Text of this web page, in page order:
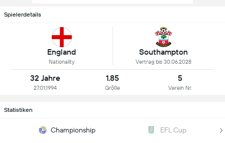
Spielerdetails
England
Nationality
Southampton
Vertrag bis 30.06.2028
32 Jahre
27.01.1994
1.85
Größe
5
Verein Nr.
Statistiken
Championship EFL Cup